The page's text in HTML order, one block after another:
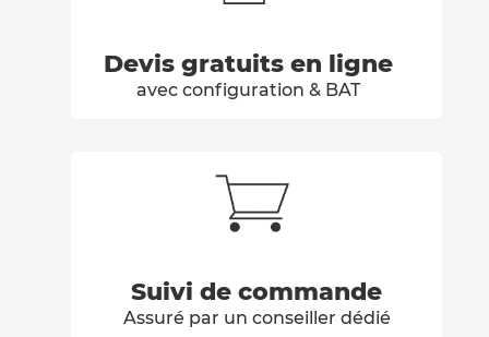
Devis gratuits en ligne
avec configuration & BAT
Suivi de commande
Assuré par un conseiller dédié